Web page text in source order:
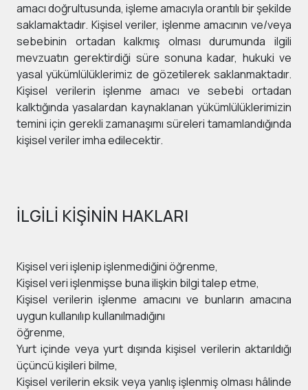
amacı doğrultusunda, işleme amacıyla orantılı bir şekilde
saklamaktadır. Kişisel veriler, işlenme amacının ve/veya
sebebinin ortadan kalkmış olması durumunda ilgili
mevzuatın gerektirdiği süre sonuna kadar, hukuki ve
yasal yükümlülüklerimiz de gözetilerek saklanmaktadır.
Kişisel verilerin işlenme amacı ve sebebi ortadan
kalktığında yasalardan kaynaklanan yükümlülüklerimizin
temini için gerekli zamanaşımı süreleri tamamlandığında
kişisel veriler imha edilecektir.
İLGİLİ KİŞİNİN HAKLARI
Kişisel veri işlenip işlenmediğini öğrenme,
Kişisel veri işlenmişse buna ilişkin bilgi talep etme,
Kişisel verilerin işlenme amacını ve bunların amacına
uygun kullanılıp kullanılmadığını
öğrenme,
Yurt içinde veya yurt dışında kişisel verilerin aktarıldığı
üçüncü kişileri bilme,
Kişisel verilerin eksik veya yanlış işlenmiş olması hâlinde